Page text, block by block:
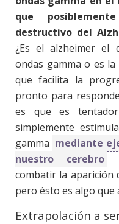
que
destructivo del
¿Es el alzheimer el
ondas gamma o es
que facilita la
pronto para
es que es
simplemente
gamma mediante
nuestro cerebro
combatir la aparición
pero ésto es algo
Extrapolación a